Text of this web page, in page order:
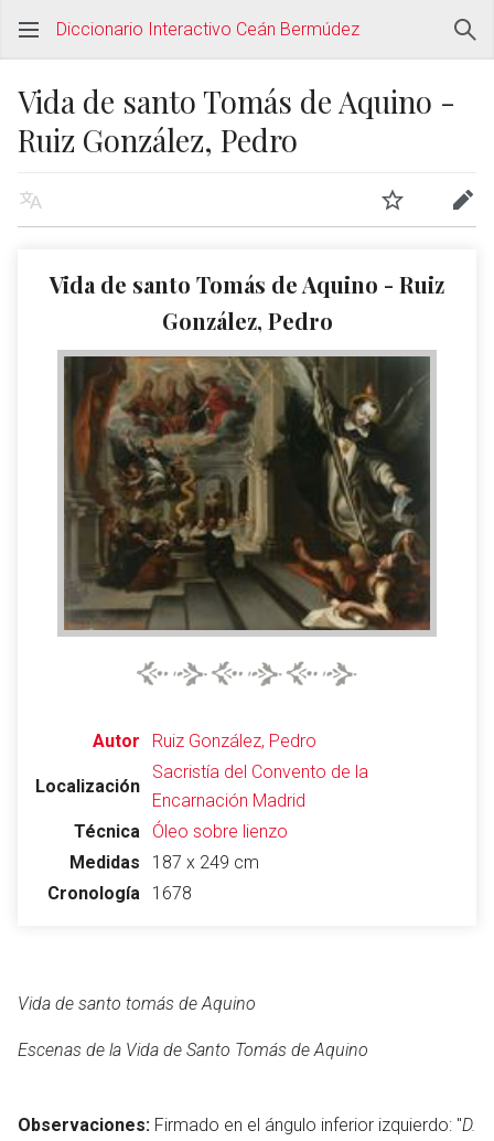
Abrir menú principal
Diccionario Interactivo Ceán Bermúdez
Vida de santo Tomás de Aquino -
Ruiz González, Pedro
Vida de santo Tomás de Aquino - Ruiz
González, Pedro
Autor Ruiz González, Pedro
Localización
Sacristía del Convento de la
Encarnación Madrid
Técnica
Óleo sobre lienzo
Medidas
187 x 249 cm
Cronología
1678
Vida de santo tomás de Aquino
Escenas de la Vida de Santo Tomás de Aquino
Observaciones: Firmado en el ángulo inferior izquierdo: "D.